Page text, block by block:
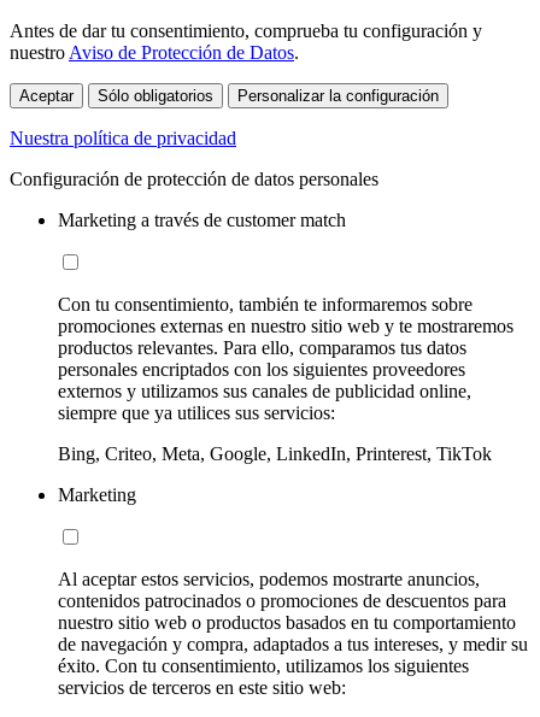
Antes de dar tu consentimiento, comprueba tu configuración y
nuestro Aviso de Protección de Datos.
Aceptar Sólo obligatorios Personalizar la configuración
Nuestra política de privacidad
Configuración de protección de datos personales
Marketing a través de customer match
Con tu consentimiento, también te informaremos sobre
promociones externas en nuestro sitio web y te mostraremos
productos relevantes. Para ello, comparamos tus datos
personales encriptados con los siguientes proveedores
externos y utilizamos sus canales de publicidad online,
siempre que ya utilices sus servicios:
Bing, Criteo, Meta, Google, LinkedIn, Printerest, TikTok
Marketing
Al aceptar estos servicios, podemos mostrarte anuncios,
contenidos patrocinados o promociones de descuentos para
nuestro sitio web o productos basados en tu comportamiento
de navegación y compra, adaptados a tus intereses, y medir su
éxito. Con tu consentimiento, utilizamos los siguientes
servicios de terceros en este sitio web: